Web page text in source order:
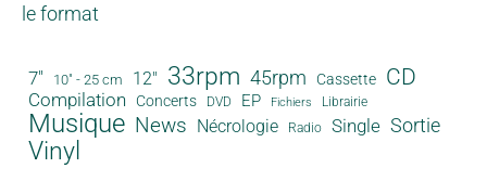
le format
7" 10" - 25 cm 12" 33rpm 45rpm Cassette CD
Compilation Concerts DVD EP Fichiers Librairie
Musique News Nécrologie Radio Single Sortie
Vinyl